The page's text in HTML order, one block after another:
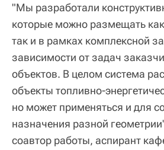
"Мы разработали
которые можно размещать
так и в рамках комплексной
зависимости от задач
объектов. В целом система
объекты топливно-
но может применяться и для
назначения разной
соавтор работы, аспирант